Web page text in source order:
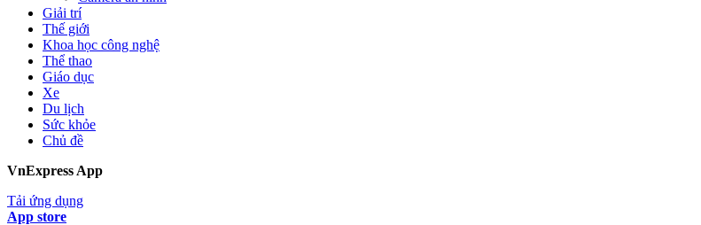
Giải trí
Thế giới
Khoa học công nghệ
Thể thao
Giáo dục
Xe
Du lịch
Sức khỏe
Chủ đề
VnExpress App
Tải ứng dụng
App store